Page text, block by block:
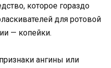
которое гораздо
для ротовой
— копейки.
ангины или